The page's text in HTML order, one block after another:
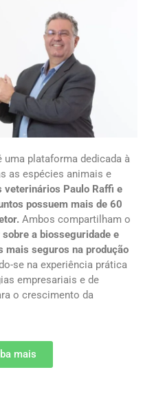
uma plataforma dedicada à
as espécies animais e
veterinários Paulo Raffi e
possuem mais de 60
Ambos compartilham o
a biosseguridade e
mais seguros na produção
se na experiência prática
empresariais e de
o crescimento da
mais